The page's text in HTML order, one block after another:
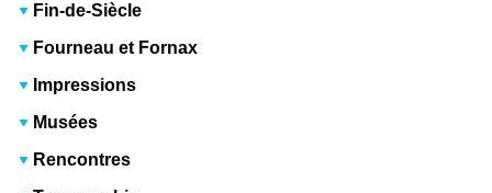
Fin-de-Siècle
Fourneau et Fornax
Impressions
Musées
Rencontres